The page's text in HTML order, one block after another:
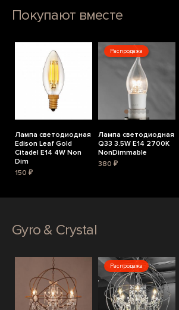
Покупают вместе
Лампа светодиодная
Edison Leaf Gold
Citadel E14 4W Non
Dim
150 ₽
Распродажа
Лампа светодиодная
Q33 3.5W E14 2700K
NonDimmable
380 ₽
Gyro & Crystal
Распродажа